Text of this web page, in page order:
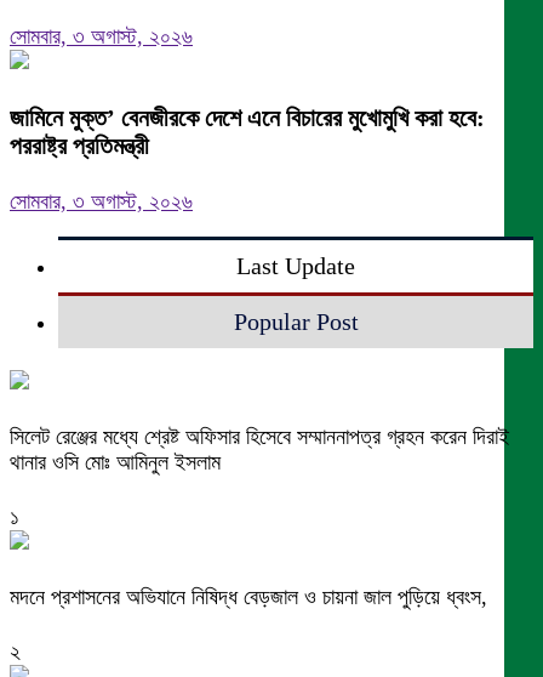
সোমবার, ৩ অগাস্ট, ২০২৬
জামিনে মুক্ত’ বেনজীরকে দেশে এনে বিচারের মুখোমুখি করা হবে:
পররাষ্ট্র প্রতিমন্ত্রী
সোমবার, ৩ অগাস্ট, ২০২৬
Last Update
Popular Post
সিলেট রেঞ্জের মধ্যে শ্রেষ্ট অফিসার হিসেবে সম্মাননাপত্র গ্রহন করেন দিরাই
থানার ওসি মোঃ আমিনুল ইসলাম
১
মদনে প্রশাসনের অভিযানে নিষিদ্ধ বেড়জাল ও চায়না জাল পুড়িয়ে ধ্বংস,
২